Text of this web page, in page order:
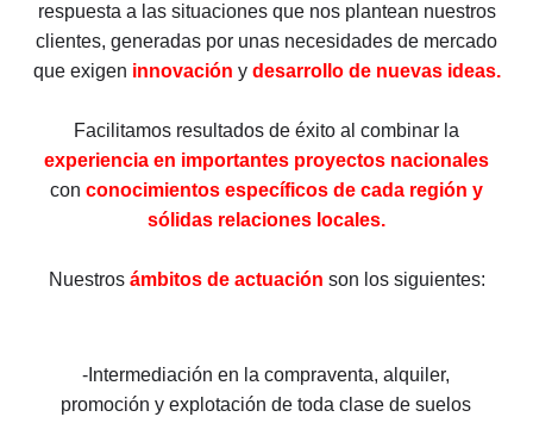
respuesta a las situaciones que nos plantean nuestros
clientes, generadas por unas necesidades de mercado
que exigen innovación y desarrollo de nuevas ideas.
Facilitamos resultados de éxito al combinar la
experiencia en importantes proyectos nacionales
con conocimientos específicos de cada región y
sólidas relaciones locales.
Nuestros ámbitos de actuación son los siguientes:
-Intermediación en la compraventa, alquiler,
promoción y explotación de toda clase de suelos